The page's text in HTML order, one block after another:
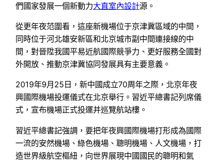
們國家發展一個新動力大直室內設計源。
從更年夜范圍看，這座新機場位于京津冀區域的中間，
同時位于河北雄安新區和北京城市副中間連接線的中
間，對晉陞我國平易近航國際競爭力、更好服務全國對
外開放、推動京津冀協同發展具有主要意義。
2019年9月25日，新中國成立70周年之際，北京年夜
興國際機場投運儀式在北京舉行。習近平總書記列席儀
式，宣布機場正式投運并巡覽航站樓。
習近平總書記強調，要把年夜興國際機場打形成為國際
一流的安然機場、綠色機場、聰明機場、人文機場，打
造世界級航空樞紐，向世界展現中國國民的聰明和氣